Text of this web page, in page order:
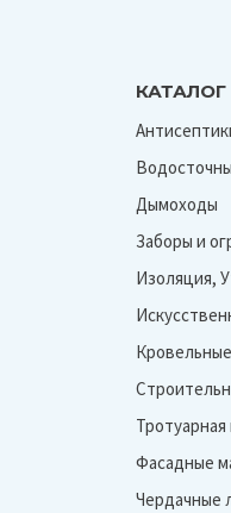
КАТАЛОГ
Дымоходы
Заборы и
Изоляция,
Тротуарная
Фасадные
Чердачные